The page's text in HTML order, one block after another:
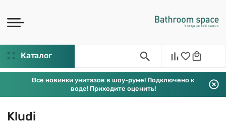
Каталог
Все новинки унитазов в шоу-руме! Подключено к
воде! Приходите оценить!
Kludi